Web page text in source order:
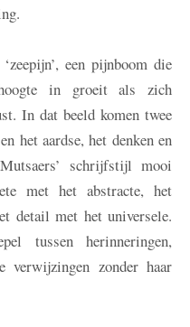
een pijnboom die
in groeit als zich
In dat beeld komen twee
het aardse, het denken en
schrijfstijl mooi
met het abstracte, het
detail met het universele.
tussen herinneringen,
verwijzingen zonder haar